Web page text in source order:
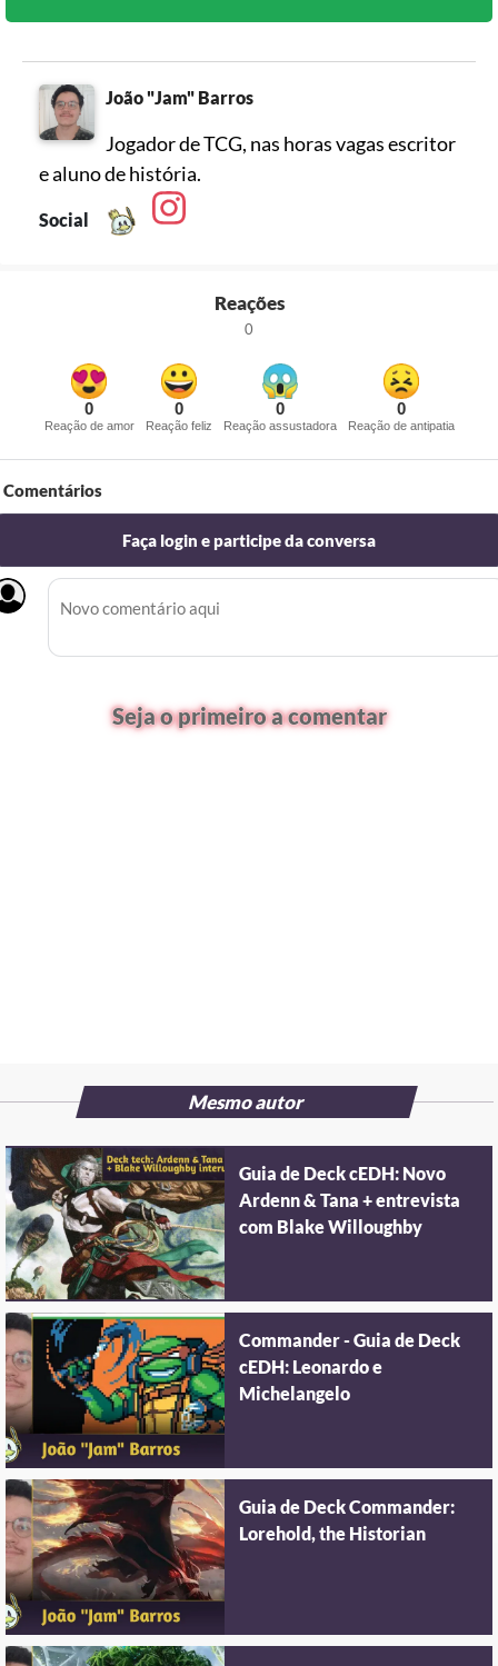
João "Jam" Barros
Jogador de TCG, nas horas vagas escritor
e aluno de história.
Social
Reações
0
0
Reação de amor
0
Reação feliz
0
Reação assustadora
0
Reação de antipatia
Comentários
Faça login e participe da conversa
Seja o primeiro a comentar
Mesmo autor
Guia de Deck cEDH: Novo
Ardenn & Tana + entrevista
com Blake Willoughby
Commander - Guia de Deck
cEDH: Leonardo e
Michelangelo
Guia de Deck Commander:
Lorehold, the Historian